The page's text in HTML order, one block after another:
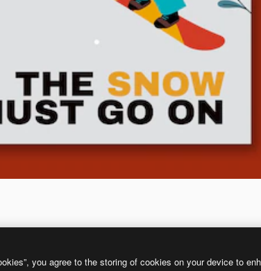
you agree to the storing of cookies on your device to